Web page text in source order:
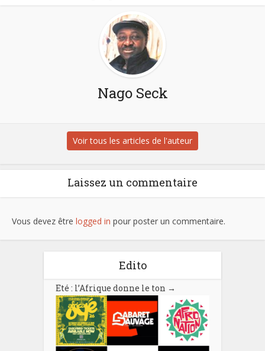
Nago Seck
Voir tous les articles de l'auteur
Laissez un commentaire
Vous devez être logged in pour poster un commentaire.
Edito
Eté : l’Afrique donne le ton →